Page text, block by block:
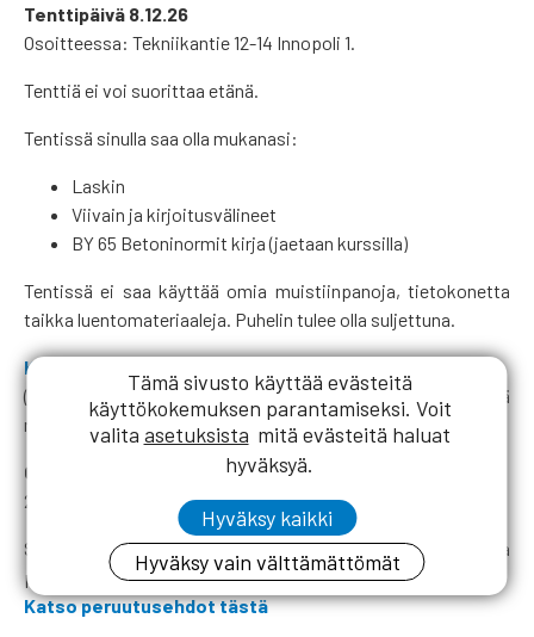
Tenttipäivä 8.12.26
Osoitteessa: Tekniikantie 12-14 Innopoli 1.
Tenttiä ei voi suorittaa etänä.
Tentissä sinulla saa olla mukanasi:
Laskin
Viivain ja kirjoitusvälineet
BY 65 Betoninormit kirja (jaetaan kurssilla)
Tentissä ei saa käyttää omia muistiinpanoja, tietokonetta
taikka luentomateriaaleja. Puhelin tulee olla suljettuna.
Katso koulutuksen ohjelma tästä!
(Ohjelma päivitetty 26.6.26, ohjelmaan saattaa tulla vielä
muutoksia).
Osallistumismaksu:
2 270€ + alv 25,5%
Sovellamme osallistujan peruutustilanteessa
peruutusehtojamme.
Katso peruutusehdot tästä
Tämä sivusto käyttää evästeitä
käyttökokemuksen parantamiseksi. Voit
valita asetuksista mitä evästeitä haluat
hyväksyä.
Hyväksy kaikki
Hyväksy vain välttämättömät